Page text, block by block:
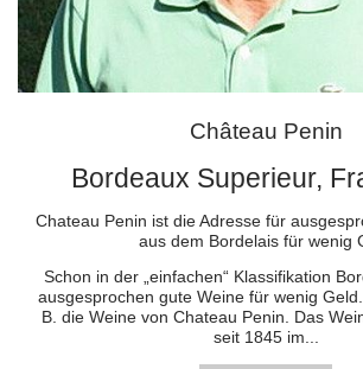
Château Penin
Bordeaux Superieur,
Chateau Penin ist die Adresse für
aus dem Bordelais für wenig
Schon in der „einfachen“ Klassifikation
ausgesprochen gute Weine für wenig
B. die Weine von Chateau Penin. Das
seit 1845 im...